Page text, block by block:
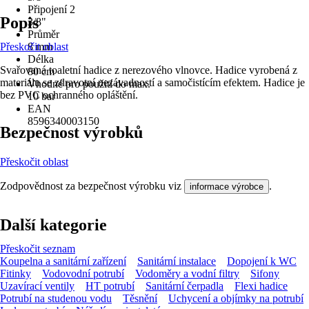
Připojení 2
3/8"
Průměr
8 mm
Délka
80 cm
Vhodné pro použití do max.
10 bar
EAN
8596340003150
Popis
Přeskočit oblast
Svařovaná toaletní hadice z nerezového vlnovce. Hadice vyrobená z
materiálu se zdravotní nezávadností a samočistícím efektem. Hadice je
bez PVC ochranného opláštění.
Bezpečnost výrobků
Přeskočit oblast
Zodpovědnost za bezpečnost výrobku viz informace výrobce .
Další kategorie
Přeskočit seznam
Koupelna a sanitární zařízení
Sanitární instalace
Dopojení k WC
Fitinky
Vodovodní potrubí Vodoměry a vodní filtry
Sifony
Uzavírací ventily
HT potrubí Sanitární čerpadla
Flexi hadice
Potrubí na studenou vodu
Těsnění
Uchycení a objímky na potrubí